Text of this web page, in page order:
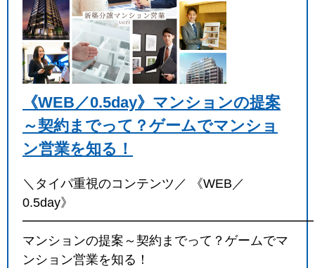
《WEB／0.5day》マンションの提案
～契約までって？ゲームでマンショ
ン営業を知る！
＼タイパ重視のコンテンツ／ 《WEB／
0.5day》
━━━━━━━━━━━━━━━━━━━━━━━
マンションの提案～契約までって？ゲームでマ
ンション営業を知る！